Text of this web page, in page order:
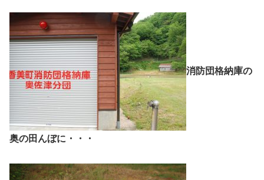
消防団格納庫の
奥の田んぼに・・・